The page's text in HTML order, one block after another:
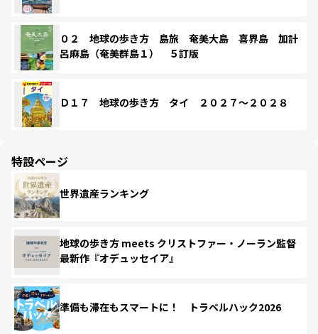
０２ 地球の歩き方 島旅 奄美大島 喜界島 加計
呂麻島（奄美群島１） ５訂版
Ｄ１７ 地球の歩き方 タイ ２０２７～２０２８
特設ページ
世界遺産ランキング
地球の歩き方 meets クリストファー・ノーラン監督
最新作『オデュッセイア』
準備も滞在もスマートに！ トラベルハック2026